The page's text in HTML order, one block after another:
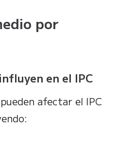
por
en el IPC
afectar el IPC